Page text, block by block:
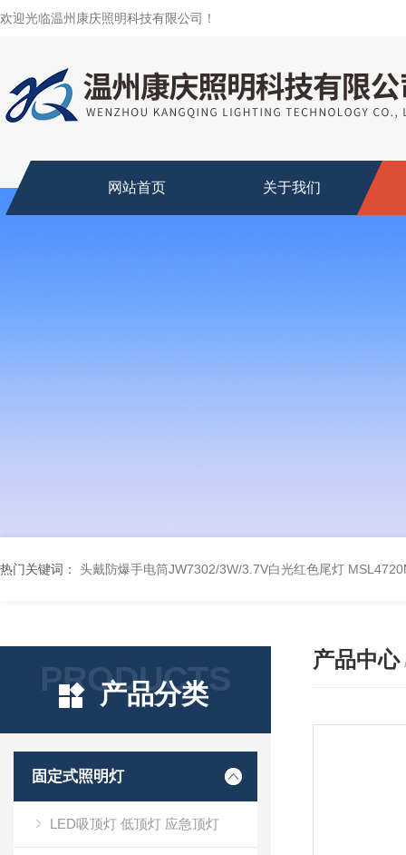
欢迎光临温州康庆照明科技有限公司！
网站首页 关于我们
热门关键词： 头戴防爆手电筒JW7302/3W/3.7V白光红色尾灯
PRODUCTS
产品分类
固定式照明灯
LED吸顶灯 低顶灯 应急顶灯
产品中心